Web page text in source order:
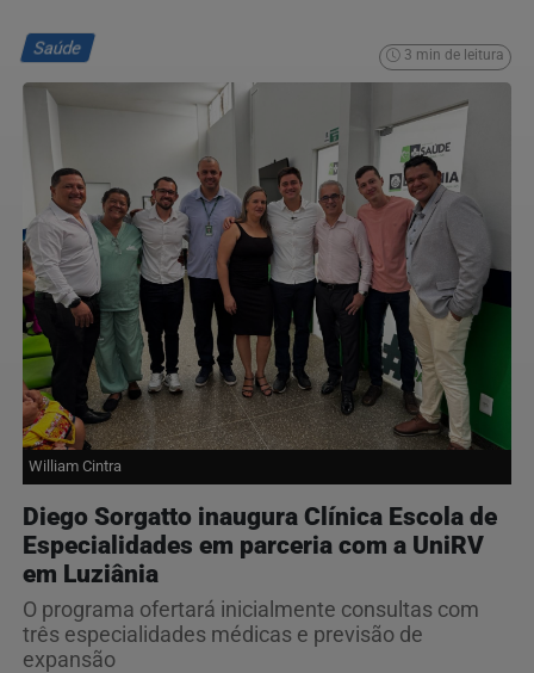
Saúde 3 min de leitura
William Cintra
Diego Sorgatto inaugura Clínica Escola de
Especialidades em parceria com a UniRV
em Luziânia
O programa ofertará inicialmente consultas com
três especialidades médicas e previsão de
expansão